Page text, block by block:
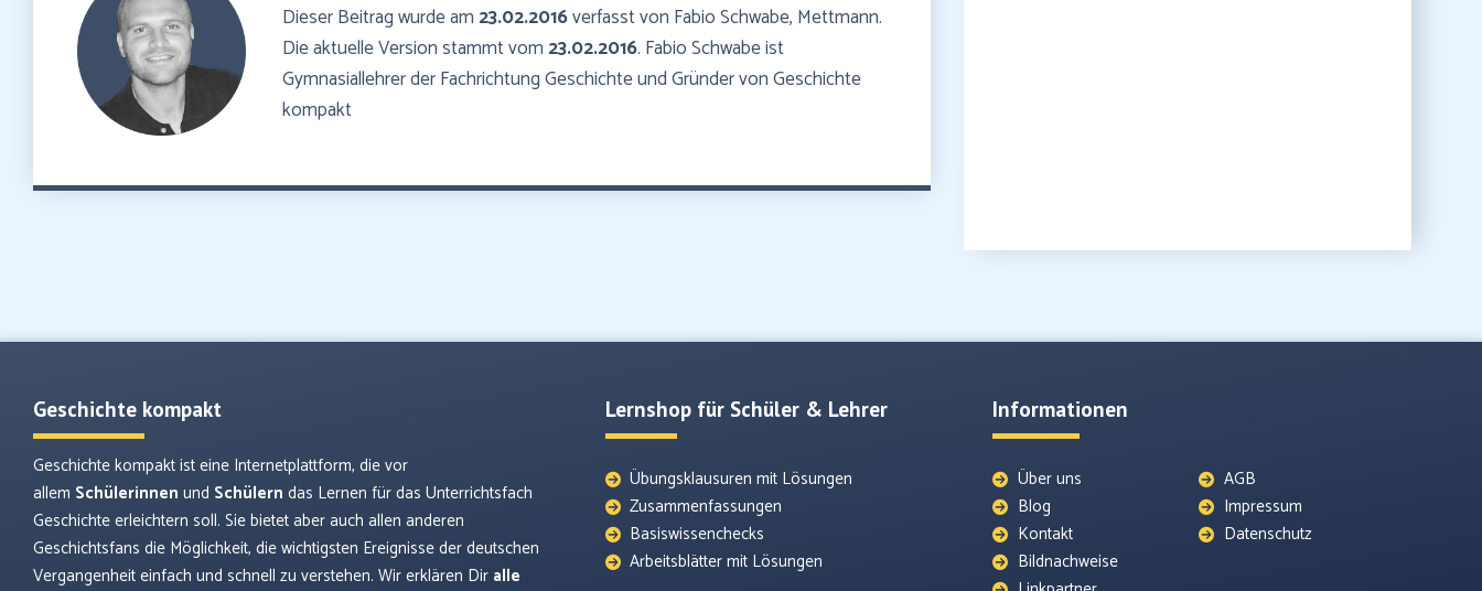
Dieser Beitrag wurde am 23.02.2016verfasst von Fabio Schwabe, Mettmann.
Die aktuelle Version stammt vom 23.02.2016. Fabio Schwabe ist
Gymnasiallehrer der Fachrichtung Geschichte und Gründer von Geschichte
kompakt
Geschichte kompakt
Geschichte kompakt ist eine Internetplattform, die vor
allem Schülerinnen und Schülern das Lernen für das Unterrichtsfach
Geschichte erleichtern soll. Sie bietet aber auch allen anderen
Geschichtsfans die Möglichkeit, die wichtigsten Ereignisse der deutschen
Vergangenheit einfach und schnell zu verstehen. Wir erklären Dir alle
Lernshop für Schüler & Lehrer
Übungsklausuren mit Lösungen
Zusammenfassungen
Basiswissenchecks
Arbeitsblätter mit Lösungen
Informationen
Über uns
Blog
Kontakt
Bildnachweise
AGB
Impressum
Datenschutz